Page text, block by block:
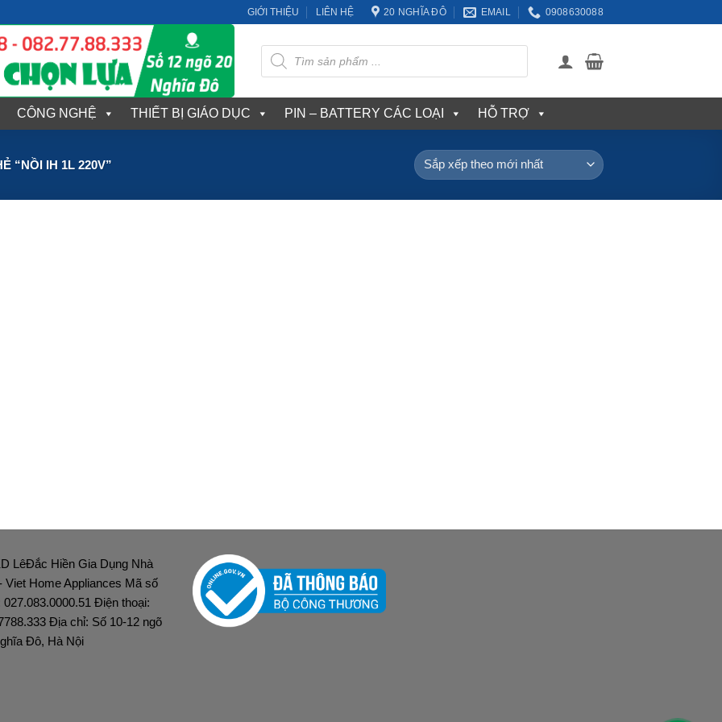
GIỚI THIỆU LIÊN HỆ 20 NGHĨA ĐÔ EMAIL 0908630088
Tìm
kiếm
sản
phẩm
CÔNG NGHỆ THIẾT BỊ GIÁO DỤC PIN – BATTERY CÁC LOẠI HỖ TRỢ
“NỒI IH 1L 220V”
LêĐắc Hiền Gia Dụng Nhà
Viet Home Appliances Mã số
027.083.0000.51 Điện thoại:
Địa chỉ: Số 10-12 ngõ
Đô, Hà Nội